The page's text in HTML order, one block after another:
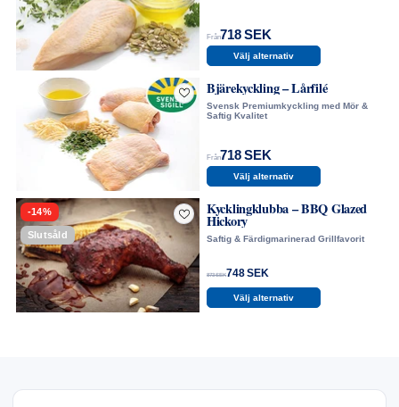
Från
718 SEK
Välj alternativ
Bjärekyckling – Lårfilé
Svensk Premiumkyckling med Mör &
Saftig Kvalitet
718 SEK
Välj alternativ
-14%
Slutsåld
Kycklingklubba – BBQ Glazed
Hickory
Saftig & Färdigmarinerad Grillfavorit
748 SEK
Välj alternativ